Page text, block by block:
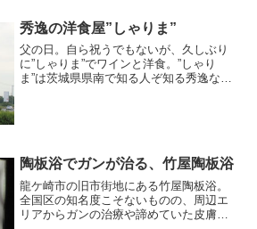
秀逸の洋食屋”しゃりま”
父の日。自ら祝うでもないが、久しぶり
に”しゃりま”でワインと洋食。”しゃり
ま”は茨城県県南で知る人ぞ知る秀逸な洋
陶板浴でガンが治る、竹屋陶板浴
龍ケ崎市の旧市街地にある竹屋陶板浴。
全国区の知名度こそないものの、周辺エ
リアからガンの治療や諦めていた皮膚病